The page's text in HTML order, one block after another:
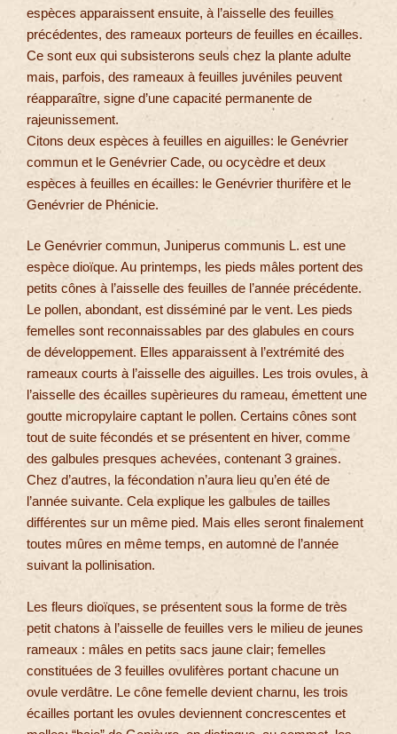
espèces apparaissent ensuite, à l’aisselle des feuilles
précédentes, des rameaux porteurs de feuilles en écailles.
Ce sont eux qui subsisterons seuls chez la plante adulte
mais, parfois, des rameaux à feuilles juvéniles peuvent
réapparaître, signe d’une capacité permanente de
rajeunissement.
Citons deux espèces à feuilles en aiguilles: le Genévrier
commun et le Genévrier Cade, ou ocycèdre et deux
espèces à feuilles en écailles: le Genévrier thurifère et le
Genévrier de Phénicie.
Le Genévrier commun, Juniperus communis L. est une
espèce dioïque. Au printemps, les pieds mâles portent des
petits cônes à l’aisselle des feuilles de l’année précédente.
Le pollen, abondant, est disséminé par le vent. Les pieds
femelles sont reconnaissables par des glabules en cours
de développement. Elles apparaissent à l’extrémité des
rameaux courts à l’aisselle des aiguilles. Les trois ovules, à
l’aisselle des écailles supèrieures du rameau, émettent une
goutte micropylaire captant le pollen. Certains cônes sont
tout de suite fécondés et se présentent en hiver, comme
des galbules presques achevées, contenant 3 graines.
Chez d’autres, la fécondation n’aura lieu qu’en été de
l’année suivante. Cela explique les galbules de tailles
différentes sur un même pied. Mais elles seront finalement
toutes mûres en même temps, en automne de l’année
suivant la pollinisation.
Les fleurs dioïques, se présentent sous la forme de très
petit chatons à l’aisselle de feuilles vers le milieu de jeunes
rameaux : mâles en petits sacs jaune clair; femelles
constituées de 3 feuilles ovulifères portant chacune un
ovule verdâtre. Le cône femelle devient charnu, les trois
écailles portant les ovules deviennent concrescentes et